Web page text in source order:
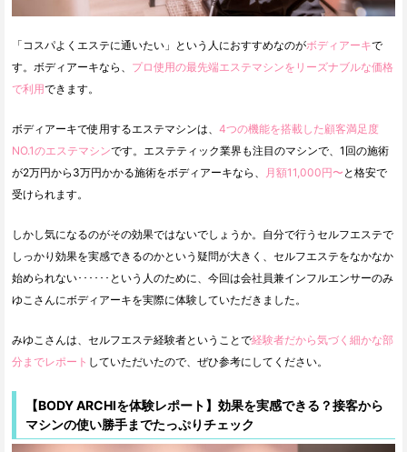
「コスパよくエステに通いたい」という人におすすめなのがボディアーキで
す。ボディアーキなら、 プロ使用の最先端エステマシンをリーズナブルな価格
で利用できます。
ボディアーキで使用するエステマシンは、 4つの機能を搭載した顧客満足度
NO.1のエステマシンです。エステティック業界も注目のマシンで、1回の施術
が2万円から3万円かかる施術をボディアーキなら、
月額11,000円〜 と格安で
受けられます。
しかし気になるのがその効果ではないでしょうか。自分で行うセルフエステで
しっかり効果を実感できるのかという疑問が大きく、セルフエステをなかなか
始められない･･････という人のために、今回は会社員兼インフルエンサーのみ
ゆこさんにボディアーキを実際に体験していただきました。
みゆこさんは、セルフエステ経験者ということで経験者だから気づく細かな部
分までレポート していただいたので、ぜひ参考にしてください。
【BODY ARCHIを体験レポート】効果を実感できる？接客から
マシンの使い勝手までたっぷりチェック